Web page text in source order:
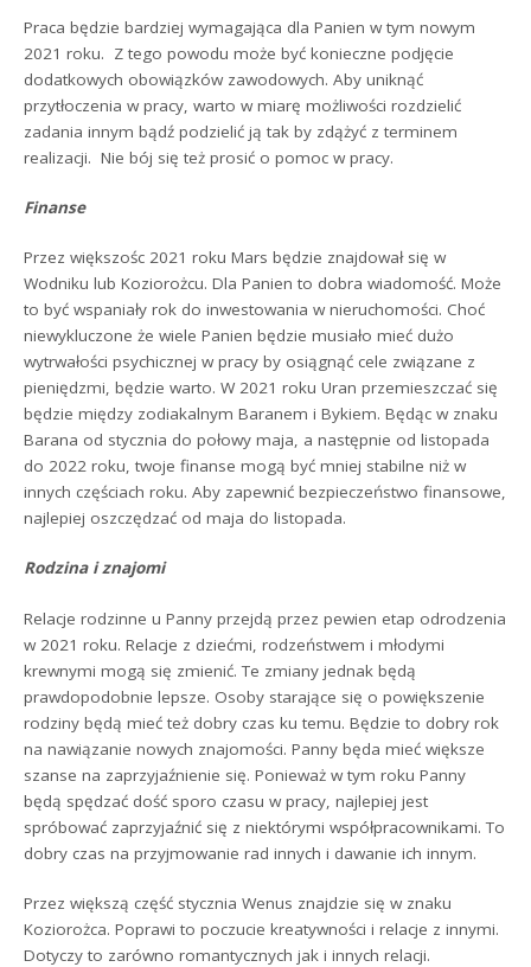
Praca będzie bardziej wymagająca dla Panien w tym nowym
2021 roku. Z tego powodu może być konieczne podjęcie
dodatkowych obowiązków zawodowych. Aby uniknąć
przytłoczenia w pracy, warto w miarę możliwości rozdzielić
zadania innym bądź podzielić ją tak by zdążyć z terminem
realizacji. Nie bój się też prosić o pomoc w pracy.
Finanse
Przez większośc 2021 roku Mars będzie znajdował się w
Wodniku lub Koziorożcu. Dla Panien to dobra wiadomość. Może
to być wspaniały rok do inwestowania w nieruchomości. Choć
niewykluczone że wiele Panien będzie musiało mieć dużo
wytrwałości psychicznej w pracy by osiągnąć cele związane z
pieniędzmi, będzie warto. W 2021 roku Uran przemieszczać się
będzie między zodiakalnym Baranem i Bykiem. Będąc w znaku
Barana od stycznia do połowy maja, a następnie od listopada
do 2022 roku, twoje finanse mogą być mniej stabilne niż w
innych częściach roku. Aby zapewnić bezpieczeństwo finansowe,
najlepiej oszczędzać od maja do listopada.
Rodzina i znajomi
Relacje rodzinne u Panny przejdą przez pewien etap odrodzenia
w 2021 roku. Relacje z dziećmi, rodzeństwem i młodymi
krewnymi mogą się zmienić. Te zmiany jednak będą
prawdopodobnie lepsze. Osoby starające się o powiększenie
rodziny będą mieć też dobry czas ku temu. Będzie to dobry rok
na nawiązanie nowych znajomości. Panny będa mieć większe
szanse na zaprzyjaźnienie się. Ponieważ w tym roku Panny
będą spędzać dość sporo czasu w pracy, najlepiej jest
spróbować zaprzyjaźnić się z niektórymi współpracownikami. To
dobry czas na przyjmowanie rad innych i dawanie ich innym.
Przez większą część stycznia Wenus znajdzie się w znaku
Koziorożca. Poprawi to poczucie kreatywności i relacje z innymi.
Dotyczy to zarówno romantycznych jak i innych relacji.